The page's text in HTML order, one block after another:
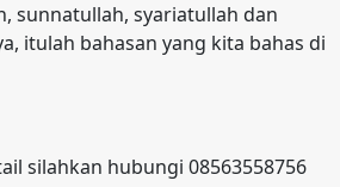
sunnatullah, syariatullah dan
itulah bahasan yang kita bahas di
silahkan hubungi 08563558756